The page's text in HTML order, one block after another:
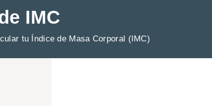
IMC
tu Índice de Masa Corporal (IMC)